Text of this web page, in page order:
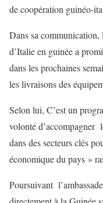
de coopération guinéo-
Dans sa communication,
d’Italie en guinée a
dans les prochaines
les livraisons des
Selon lui, C’est un
volonté d’accompagner
dans des secteurs clés
économique du pays »
Poursuivant